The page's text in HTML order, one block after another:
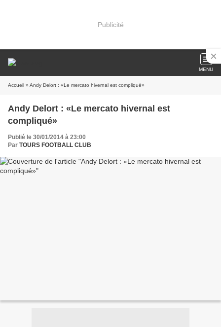
Publicité
MENU
Accueil » Andy Delort : «Le mercato hivernal est compliqué»
Andy Delort : «Le mercato hivernal est
compliqué»
Publié le 30/01/2014 à 23:00
Par TOURS FOOTBALL CLUB